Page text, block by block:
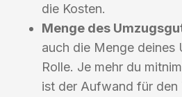
die Kosten.
Menge des
auch die Menge deines
Rolle. Je mehr du
ist der Aufwand für den